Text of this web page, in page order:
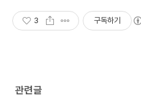
3 구독하기
관련글